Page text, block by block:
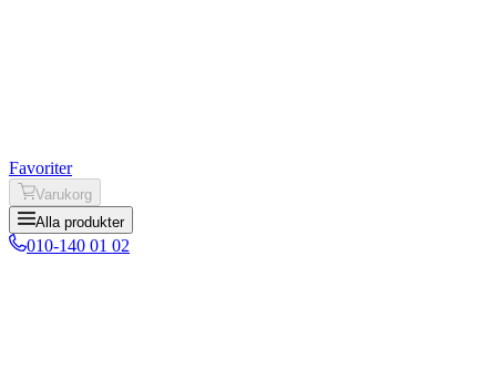
Favoriter
Varukorg
Alla produkter
010-140 01 02